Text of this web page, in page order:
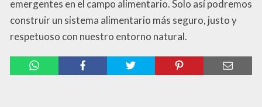
emergentes en el campo alimentario. Solo así podremos
construir un sistema alimentario más seguro, justo y
respetuoso con nuestro entorno natural.